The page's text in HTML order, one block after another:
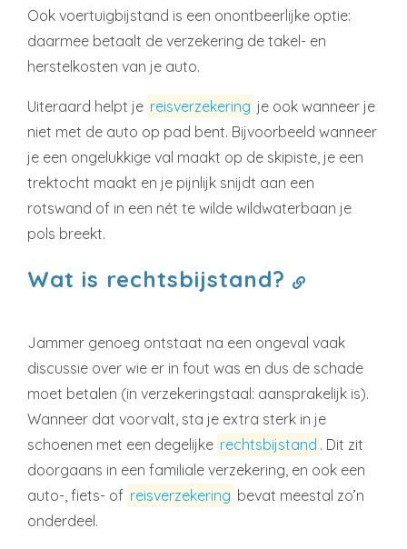
Ook voertuigbijstand is een onontbeerlijke optie:
daarmee betaalt de verzekering de takel- en
herstelkosten van je auto.
Uiteraard helpt je reisverzekering je ook wanneer je
niet met de auto op pad bent. Bijvoorbeeld wanneer
je een ongelukkige val maakt op de skipiste, je een
trektocht maakt en je pijnlijk snijdt aan een
rotswand of in een nét te wilde wildwaterbaan je
pols breekt.
Wat is rechtsbijstand?
Jammer genoeg ontstaat na een ongeval vaak
discussie over wie er in fout was en dus de schade
moet betalen (in verzekeringstaal: aansprakelijk is).
Wanneer dat voorvalt, sta je extra sterk in je
schoenen met een degelijke rechtsbijstand . Dit zit
doorgaans in een familiale verzekering, en ook een
auto-, fiets- of reisverzekering bevat meestal zo’n
onderdeel.